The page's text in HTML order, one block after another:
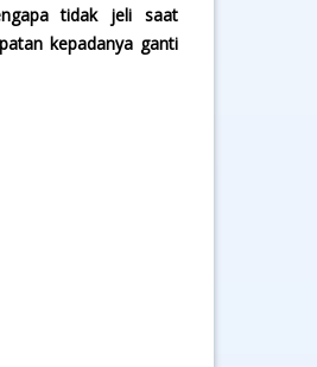
tidak jeli saat
kepadanya ganti